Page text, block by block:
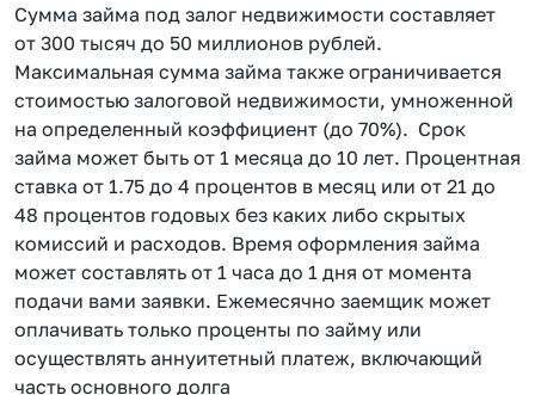
Сумма займа под залог недвижимости составляет
от 300 тысяч до 50 миллионов рублей.
Максимальная сумма займа также ограничивается
стоимостью залоговой недвижимости, умноженной
на определенный коэффициент (до 70%). Срок
займа может быть от 1 месяца до 10 лет. Процентная
ставка от 1.75 до 4 процентов в месяц или от 21 до
48 процентов годовых без каких либо скрытых
комиссий и расходов. Время оформления займа
может составлять от 1 часа до 1 дня от момента
подачи вами заявки. Ежемесячно заемщик может
оплачивать только проценты по займу или
осуществлять аннуитетный платеж, включающий
часть основного долга